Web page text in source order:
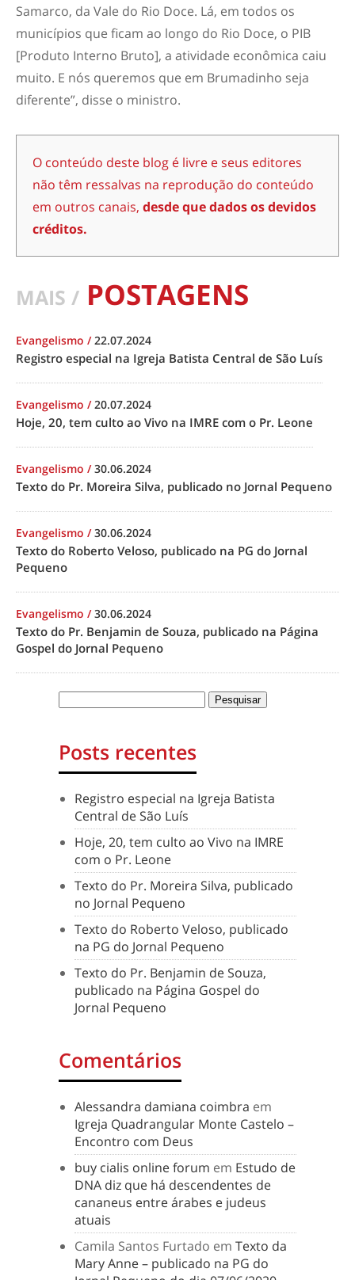
Samarco, da Vale do Rio Doce. Lá, em todos os
municípios que ficam ao longo do Rio Doce, o PIB
[Produto Interno Bruto], a atividade econômica caiu
muito. E nós queremos que em Brumadinho seja
diferente”, disse o ministro.
O conteúdo deste blog é livre e seus editores
não têm ressalvas na reprodução do conteúdo
em outros canais, desde que dados os devidos
créditos.
MAIS / POSTAGENS
Evangelismo /22.07.2024
Registro especial na Igreja Batista Central de São Luís
Evangelismo /20.07.2024
Hoje, 20, tem culto ao Vivo na IMRE com o Pr. Leone
Evangelismo /30.06.2024
Texto do Pr. Moreira Silva, publicado no Jornal Pequeno
Evangelismo /30.06.2024
Texto do Roberto Veloso, publicado na PG do Jornal
Pequeno
Evangelismo /30.06.2024
Texto do Pr. Benjamin de Souza, publicado na Página
Gospel do Jornal Pequeno
Posts recentes
Registro especial na Igreja Batista
Central de São Luís
Hoje, 20, tem culto ao Vivo na IMRE
com o Pr. Leone
Texto do Pr. Moreira Silva, publicado
no Jornal Pequeno
Texto do Roberto Veloso, publicado
na PG do Jornal Pequeno
Texto do Pr. Benjamin de Souza,
publicado na Página Gospel do
Jornal Pequeno
Comentários
Alessandra damiana coimbra em
Igreja Quadrangular Monte Castelo –
Encontro com Deus
buy cialis online forum em Estudo de
DNA diz que há descendentes de
cananeus entre árabes e judeus
atuais
Camila Santos Furtado em Texto da
Mary Anne – publicado na PG do